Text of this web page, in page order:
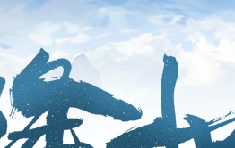
国战的号角已经打响
注册账号